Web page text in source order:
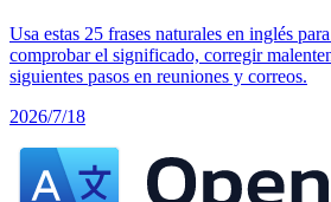
Usa estas 25 frases naturales en inglés
comprobar el significado, corregir
siguientes pasos en reuniones y correos.
2026/7/18